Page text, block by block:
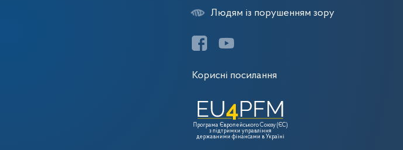
Людям із порушенням зору
Корисні посилання
Програма Європейського Союзу (ЄС)
з підтримки управління
державними фінансами в Україні